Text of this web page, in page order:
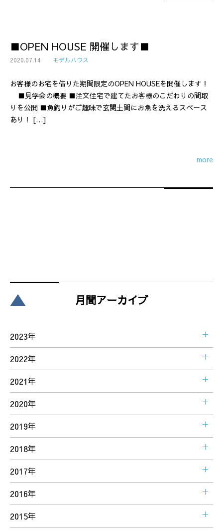
■OPEN HOUSE 開催します■
2020.07.14 モデルハウス
お客様のお宅を借りた期間限定のOPEN HOUSEを開催します！
■見学会の概要 ■注文住宅で建てたお客様のこだわりの間取
りを公開 ■魚釣りがご趣味で玄関土間にお魚を洗えるスペース
あり！ […]
more
月間アーカイブ
2023年
2022年
2021年
2020年
2019年
2018年
2017年
2016年
2015年